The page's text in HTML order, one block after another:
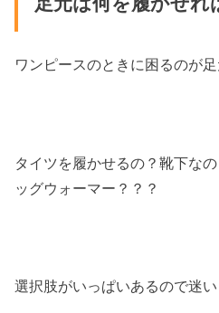
ワンピースのときに困るのが足
タイツを履かせるの？靴下な
ッグウォーマー？？？
選択肢がいっぱいあるので迷い